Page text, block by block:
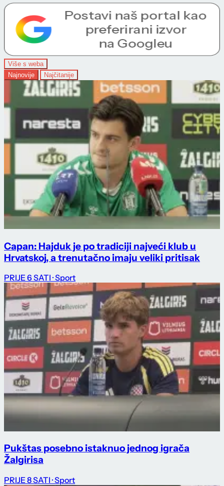
Više s weba
Najnovije
Najčitanije
Capan: Hajduk je po tradiciji najveći klub u
Hrvatskoj, a trenutačno imaju veliki pritisak
PRIJE 6 SATI · Sport
Pukštas posebno istaknuo jednog igrača
Žalgirisa
PRIJE 8 SATI · Sport